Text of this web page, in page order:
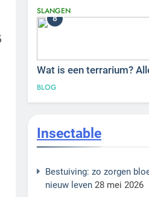
SLANGEN
8
Wat is een terrarium?
BLOG
Insectable
Bestuiving: zo zorgen
nieuw leven 28 mei 2026